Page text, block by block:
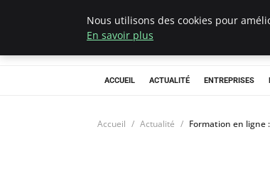
Chasseur De
ACCUEIL ACTUALITÉ ENTREPRISES
Accueil Actualité Formation en ligne
Nous utilisons des cookies pour
En savoir plus